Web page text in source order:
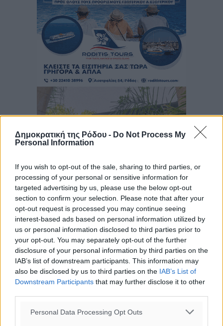
Δημοκρατική της Ρόδου - Do Not Process My
Personal Information
If you wish to opt-out of the sale, sharing to third parties, or
processing of your personal or sensitive information for
targeted advertising by us, please use the below opt-out
section to confirm your selection. Please note that after your
opt-out request is processed you may continue seeing
interest-based ads based on personal information utilized by
us or personal information disclosed to third parties prior to
your opt-out. You may separately opt-out of the further
disclosure of your personal information by third parties on the
IAB’s list of downstream participants. This information may
also be disclosed by us to third parties on the IAB’s List of
Downstream Participants that may further disclose it to other
Personal Data Processing Opt Outs